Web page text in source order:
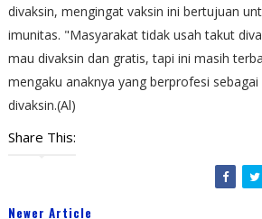
divaksin, mengingat vaksin ini bertujuan
imunitas. "Masyarakat tidak usah takut
mau divaksin dan gratis, tapi ini masih
mengaku anaknya yang berprofesi
divaksin.(Al)
Share This:
Newer Article